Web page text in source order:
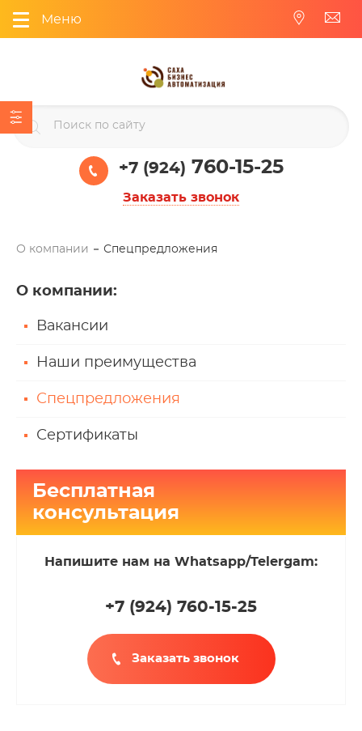
Меню
+7 (924) 760-15-25
Заказать звонок
О компании Спецпредложения
О компании:
Вакансии
Наши преимущества
Спецпредложения
Сертификаты
Бесплатная
консультация
Напишите нам на Whatsapp/Telergam:
+7 (924) 760-15-25
Заказать звонок